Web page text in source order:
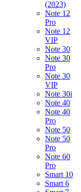
(2023)
Note 12
Pro
Note 12
VIP
Note 30
Note 30
Pro
Note 30
VIP
Note 30i
Note 40
Note 40
Pro
Note 50
Note 50
Pro
Note 60
Pro
Smart 10
Smart 6